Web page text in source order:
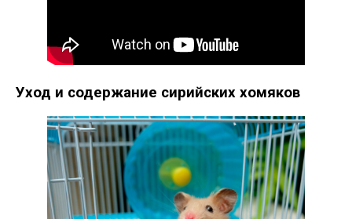
Уход и содержание сирийских хомяков